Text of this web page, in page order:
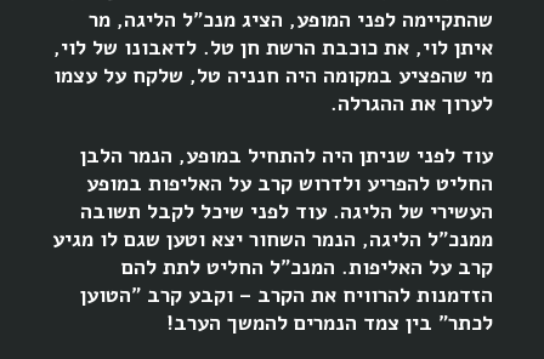
שהתקיימה לפני המופע, הציג מנכ"ל הליגה, מר
איתן לוי, את כוכבת הרשת חן טל. לדאבונו של לוי,
מי שהפציע במקומה היה חנניה טל, שלקח על עצמו
לערוך את ההגרלה.
עוד לפני שניתן היה להתחיל במופע, הנמר הלבן
החליט להפריע ולדרוש קרב על האליפות במופע
העשירי של הליגה. עוד לפני שיכל לקבל תשובה
ממנכ"ל הליגה, הנמר השחור יצא וטען שגם לו מגיע
קרב על האליפות. המנכ"ל החליט לתת להם
הזדמנות להרוויח את הקרב – וקבע קרב "הטוען
לכתר" בין צמד הנמרים להמשך הערב!